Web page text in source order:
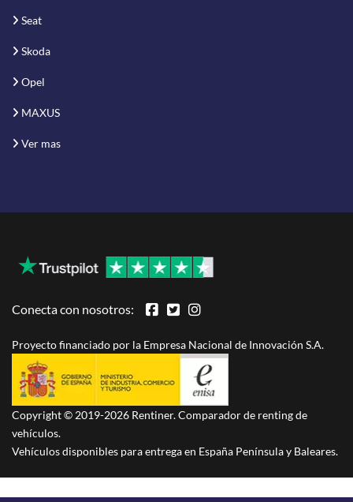
Seat
Skoda
Opel
MAXUS
Ver mas
Conecta con nosotros:
Proyecto financiado por la Empresa Nacional de Innovación S.A.
Copyright © 2019-2026 Rentiner. Comparador de renting de
vehículos.
Vehículos disponibles para entrega en España Península y Baleares.